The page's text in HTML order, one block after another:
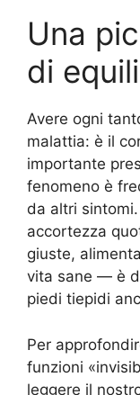
Una
di
Avere ogni
malattia: è il
importante
fenomeno è
da altri
accortezza
giuste,
vita sane — è
piedi tiepidi
Per
funzioni
leggere il